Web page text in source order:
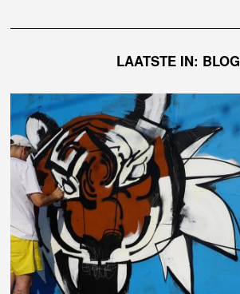
LAATSTE IN: BLOG